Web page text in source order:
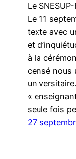
Le
Le 11
texte avec
et
à la
censé nous
«
seule fois
27